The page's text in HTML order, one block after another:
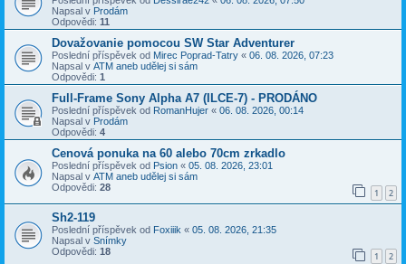
Napsal v Prodám
Odpovědi: 11
Dovažovanie pomocou SW Star Adventurer
Poslední příspěvek od Mirec Poprad-Tatry « 06. 08. 2026, 07:23
Napsal v ATM aneb udělej si sám
Odpovědi: 1
Full-Frame Sony Alpha A7 (ILCE-7) - PRODÁNO
Poslední příspěvek od RomanHujer « 06. 08. 2026, 00:14
Napsal v Prodám
Odpovědi: 4
Cenová ponuka na 60 alebo 70cm zrkadlo
Poslední příspěvek od Psion « 05. 08. 2026, 23:01
Napsal v ATM aneb udělej si sám
Odpovědi: 28 1 2
Sh2-119
Poslední příspěvek od Foxiiik « 05. 08. 2026, 21:35
Napsal v Snímky
Odpovědi: 18 1 2